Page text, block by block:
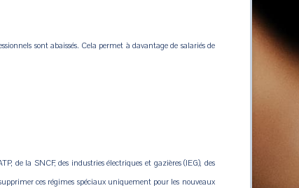
sont abaissés. Cela permet à davantage de salariés de
de la SNCF, des industries électriques et gazières (IEG), des
ces régimes spéciaux uniquement pour les nouveaux